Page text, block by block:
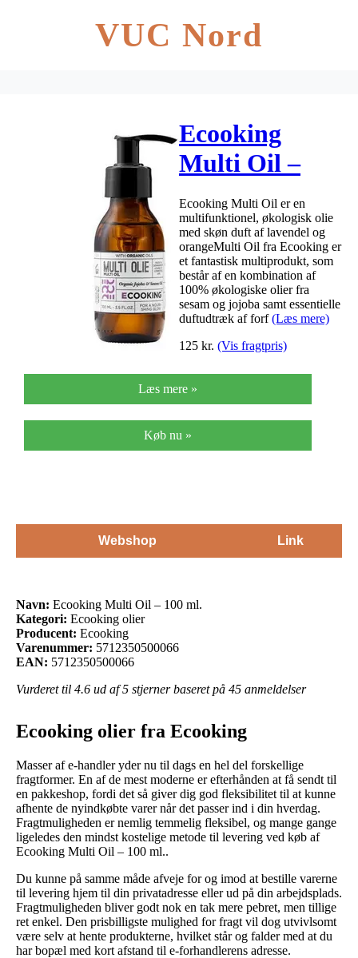
VUC Nord
Ecooking
Multi Oil –
100 ml.
Ecooking Multi Oil er en
multifunktionel, økologisk olie
med skøn duft af lavendel og
orangeMulti Oil fra Ecooking er
et fantastisk multiprodukt, som
består af en kombination af
100% økologiske olier fra
sesam og jojoba samt essentielle
duftudtræk af forf(Læs mere)
125 kr. (Vis fragtpris)
Læs mere »
Køb nu »
Webshop Link
Navn: Ecooking Multi Oil – 100 ml.
Kategori: Ecooking olier
Producent: Ecooking
Varenummer: 5712350500066
EAN: 5712350500066
Vurderet til 4.6 ud af 5 stjerner baseret på 45 anmeldelser
Ecooking olier fra Ecooking
Masser af e-handler yder nu til dags en hel del forskellige
fragtformer. En af de mest moderne er efterhånden at få sendt til
en pakkeshop, fordi det så giver dig god fleksibilitet til at kunne
afhente de nyindkøbte varer når det passer ind i din hverdag.
Fragtmuligheden er nemlig temmelig fleksibel, og mange gange
ligeledes den mindst kostelige metode til levering ved køb af
Ecooking Multi Oil – 100 ml..
Du kunne på samme måde afveje for og imod at bestille varerne
til levering hjem til din privatadresse eller ud på din arbejdsplads.
Fragtmuligheden bliver godt nok en tak mere pebret, men tillige
ret enkel. Den prisbilligste mulighed for fragt vil dog utvivlsomt
være selv at hente produkterne, hvilket står og falder med at du
har bopæl med kort afstand til e-forhandlerens adresse.